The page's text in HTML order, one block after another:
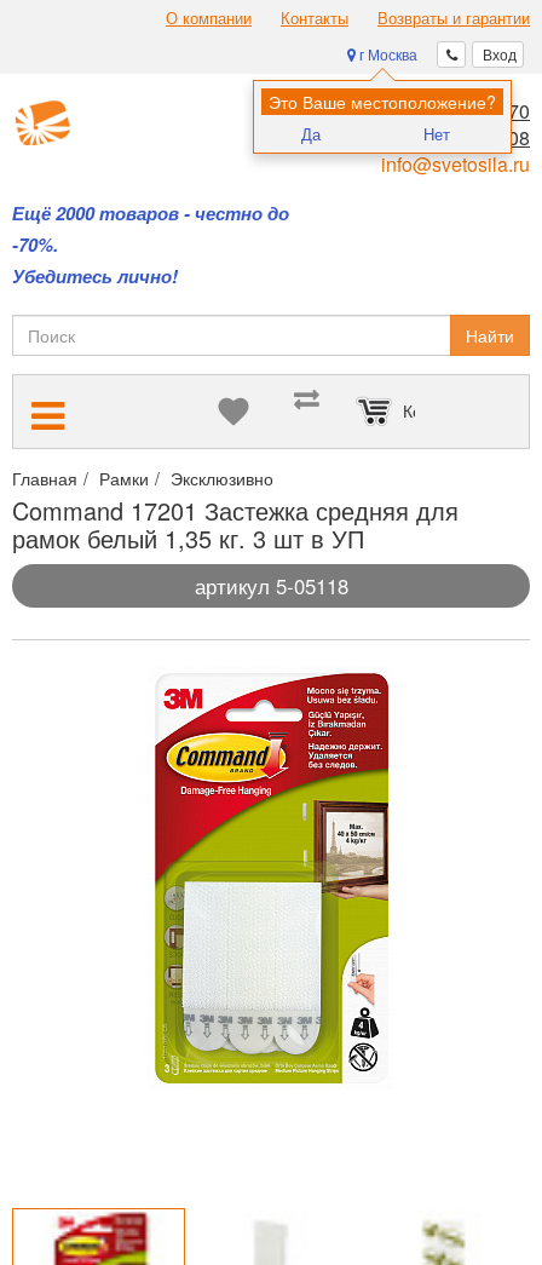
О компании Контакты Возвраты и гарантии
Вход
г Москва
Это Ваше местоположение?
Да Нет
Ещё 2000 товаров - честно до
-70%.
Убедитесь лично!
8 (495) 970-00-70
8 (800) 700-11-08
info@svetosila.ru
Найти
Корзина пуста
Главная Рамки Эксклюзивно
Command 17201 Застежка средняя для
рамок белый 1,35 кг. 3 шт в УП
артикул 5-05118